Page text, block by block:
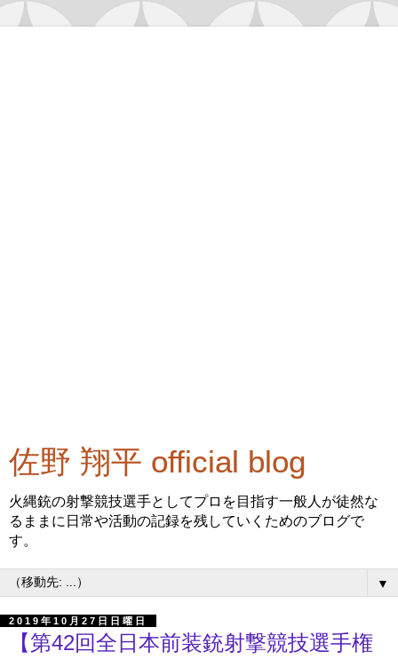
佐野 翔平 official blog
火縄銃の射撃競技選手としてプロを目指す一般人が徒然な
るままに日常や活動の記録を残していくためのブログで
す。
▼
2019年10月27日日曜日
【第42回全日本前装銃射撃競技選手権